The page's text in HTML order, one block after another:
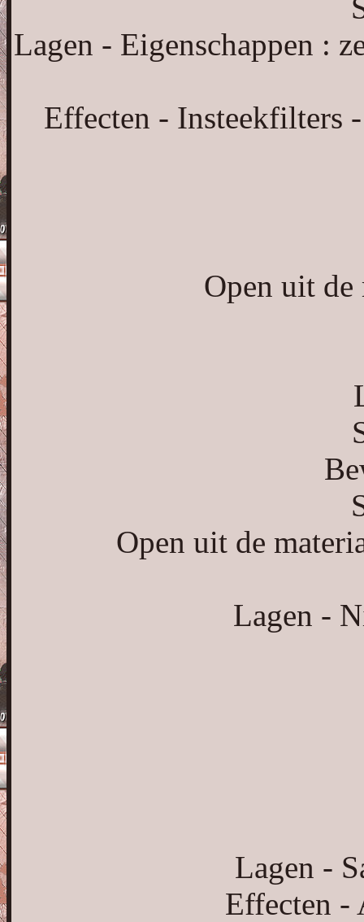
Lagen - Eigenschappen :
Effecten - Insteekfilters
Open uit
Open uit de
Lagen -
Lagen -
Effecten -